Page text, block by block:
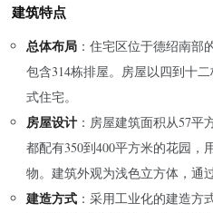
建筑特点
总体布局 ：住宅区位于德绍南部
包含314栋排屋。房屋以四到十
式住宅。
房屋设计 ：房屋建筑面积从57平
都配有350到400平方米的花园，
物。建筑外观为浅色立方体，通
建造方式 ：采用工业化的建造方